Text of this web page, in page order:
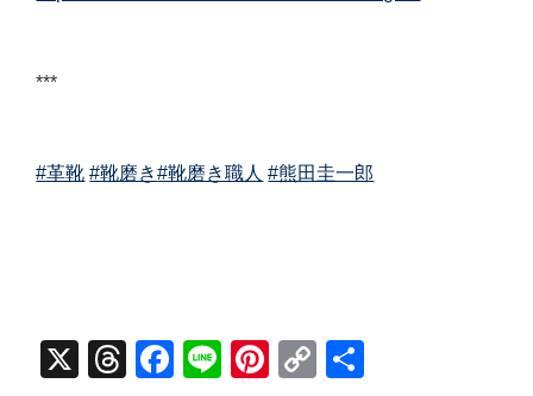
***
#革靴 #靴磨き#靴磨き職人 #熊田圭一郎
X Threads
Facebook
LinePinterest
Copy